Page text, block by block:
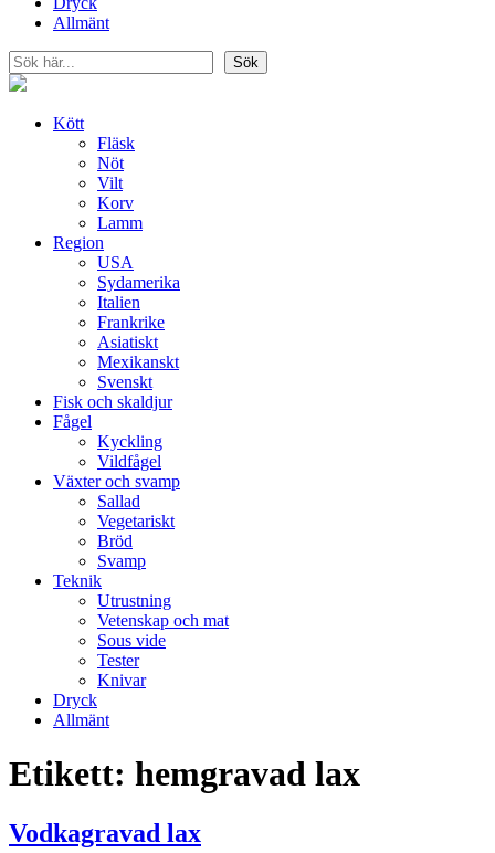
Allmänt
Sök
Sök
Kött
Fläsk
Nöt
Vilt
Korv
Lamm
Region
USA
Sydamerika
Italien
Frankrike
Asiatiskt
Mexikanskt
Svenskt
Fisk och skaldjur
Fågel
Kyckling
Vildfågel
Växter och svamp
Sallad
Vegetariskt
Bröd
Svamp
Teknik
Utrustning
Vetenskap och mat
Sous vide
Tester
Knivar
Dryck
Allmänt
Etikett: hemgravad lax
Vodkagravad lax